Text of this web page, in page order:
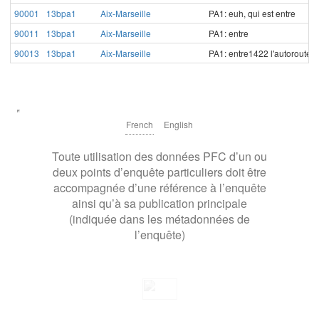
90001
13bpa1 Aix-Marseille
PA1: euh, qui est entre
90011
13bpa1 Aix-Marseille
PA1: entre
90013
13bpa1 Aix-Marseille PA1: entre1422
French English
Toute utilisation des données PFC d’un ou
deux points d’enquête particuliers doit être
accompagnée d’une référence à l’enquête
ainsi qu’à sa publication principale
(indiquée dans les métadonnées de
l’enquête)